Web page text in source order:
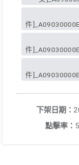
件
件
件
下架日期：
點擊率：